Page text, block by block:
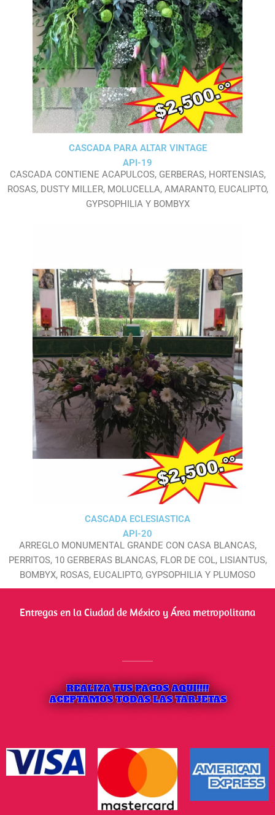
CASCADA PARA ALTAR VINTAGE
API-19
CASCADA CONTIENE ACAPULCOS, GERBERAS, HORTENSIAS,
ROSAS, DUSTY MILLER, MOLUCELLA, AMARANTO, EUCALIPTO,
GYPSOPHILIA Y BOMBYX
CASCADA ECLESIASTICA
API-20
ARREGLO MONUMENTAL GRANDE CON CASA BLANCAS,
PERRITOS, 10 GERBERAS BLANCAS, FLOR DE COL, LISIANTUS,
BOMBYX, ROSAS, EUCALIPTO, GYPSOPHILIA Y PLUMOSO
Entregas en la Ciudad de México y Área metropolitana
REALIZA TUS PAGOS AQUI!!!!
ACEPTAMOS TODAS LAS TARJETAS